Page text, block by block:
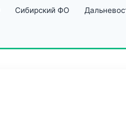
Сибирский ФО